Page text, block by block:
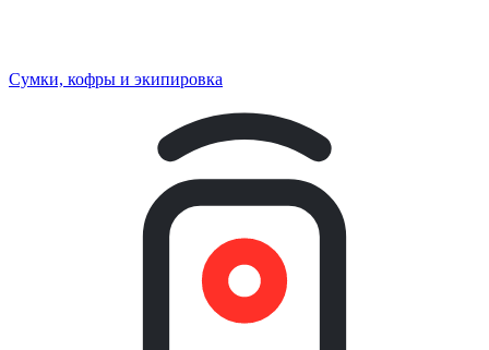
Сумки, кофры и экипировка